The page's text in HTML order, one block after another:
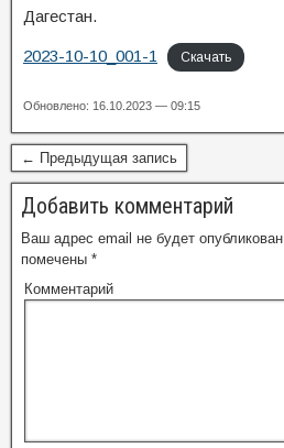
Дагестан.
2023-10-10_001-1 Скачать
Обновлено: 16.10.2023 — 09:15
← Предыдущая запись
Добавить комментарий
Ваш адрес email не будет опубликован.
помечены *
Комментарий